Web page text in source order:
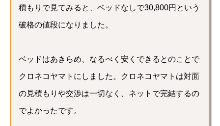
積もりで見てみると、ベッドなしで30,800円という
破格の値段になりました。
ベッドはあきらめ、なるべく安くできるとのことで
クロネコヤマトにしました。クロネコヤマトは対面
の見積もりや交渉は一切なく、ネットで完結するの
でよかったです。